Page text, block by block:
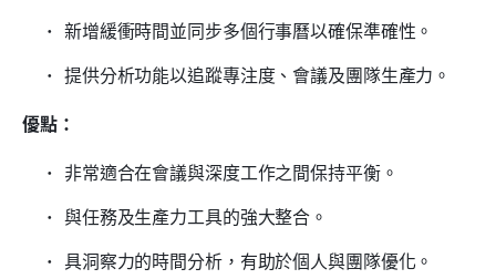
新增緩衝時間並同步多個行事曆以確保準確性。
提供分析功能以追蹤專注度、會議及團隊生產力。
優點：
非常適合在會議與深度工作之間保持平衡。
與任務及生產力工具的強大整合。
具洞察力的時間分析，有助於個人與團隊優化。